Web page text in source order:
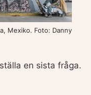
Mexiko. Foto: Danny
en sista fråga.